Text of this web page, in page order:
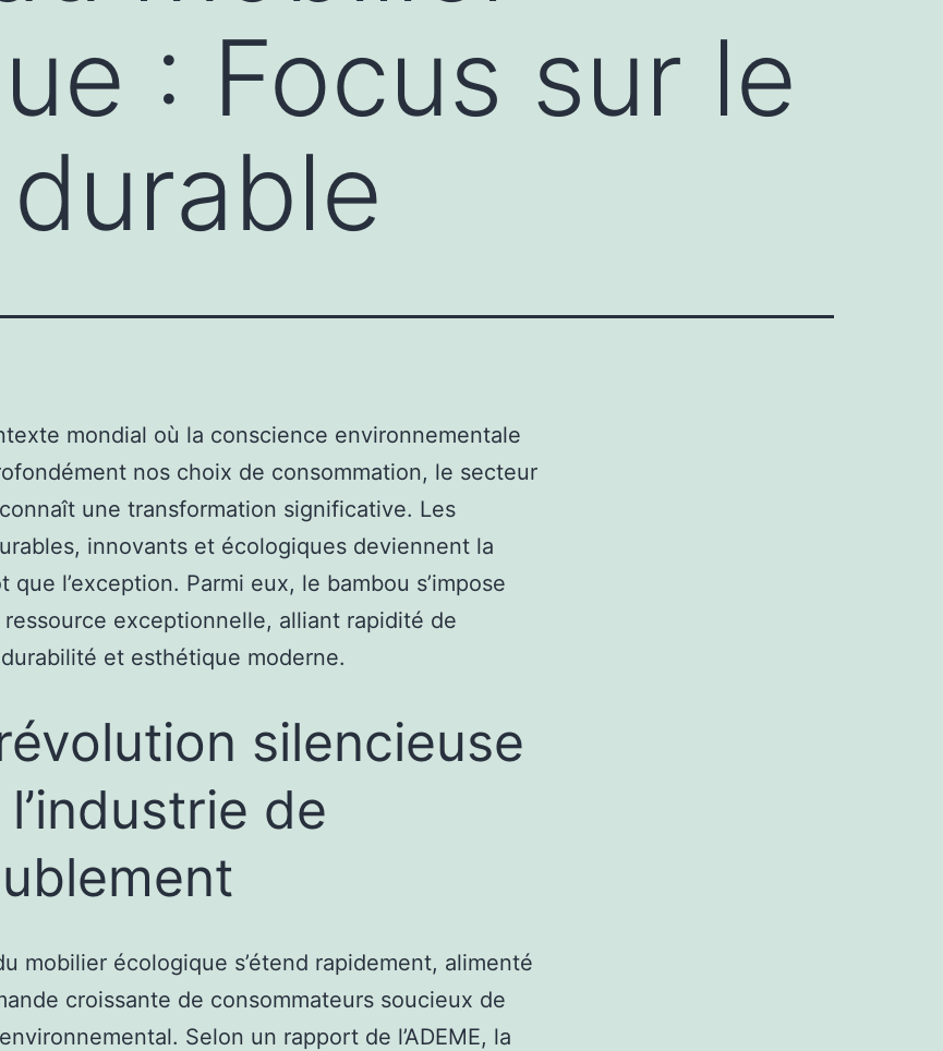
: Focus sur le
mondial où la conscience environnementale
nos choix de consommation, le secteur
une transformation significative. Les
innovants et écologiques deviennent la
que l’exception. Parmi eux, le bambou s’impose
ressource exceptionnelle, alliant rapidité de
et esthétique moderne.
silencieuse
de
mobilier écologique s’étend rapidement, alimenté
croissante de consommateurs soucieux de
Selon un rapport de l’ADEME, la